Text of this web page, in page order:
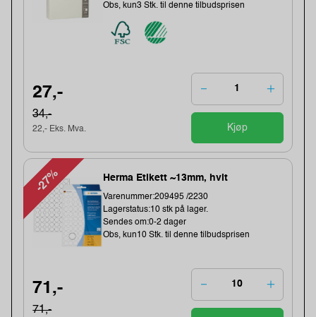
Obs, kun3 Stk. til denne tilbudsprisen
27,-
34,-
22,- Eks. Mva. Kjøp
-27% Herma Etikett ~13mm, hvit
Varenummer:209495 /2230
Lagerstatus:10 stk på lager.
Sendes om:0-2 dager
Obs, kun10 Stk. til denne tilbudsprisen
71,-
71,-